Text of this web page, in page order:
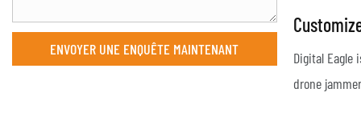
ENVOYER UNE ENQUÊTE MAINTENANT
Drone
Digital
drone